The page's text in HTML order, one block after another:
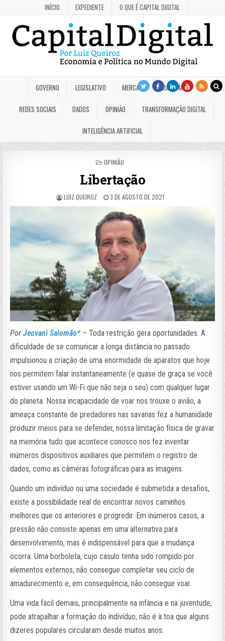
INÍCIO EXPEDIENTE O QUE É CAPITAL DIGITAL
GOVERNO LEGISLATIVO MERCADO JUDICIÁRIO
REDES SOCIAIS DADOS OPINIÃO TRANSFORMAÇÃO DIGITAL
INTELIGÊNCIA ARTIFICIAL
POSTED
OPINIÃO
Libertação
LUIZ QUEIROZ 3 DE AGOSTO DE 2021
PorJeovani Salomão* – Toda restrição gera oportunidades. A
dificuldade de se comunicar a longa distância no passado
impulsionou a criação de uma enormidade de aparatos que hoje
nos permitem falar instantaneamente (e quase de graça se você
estiver usando um Wi-Fi que não seja o seu) com qualquer lugar
do planeta. Nossa incapacidade de voar nos trouxe o avião, a
ameaça constante de predadores nas savanas fez a humanidade
produzir meios para se defender, nossa limitação física de gravar
na memória tudo que acontece conosco nos fez inventar
inúmeros dispositivos auxiliares que permitem o registro de
dados, como as câmeras fotográficas para as imagens.
Quando um indivíduo ou uma sociedade é submetida a desafios,
existe a possibilidade real de encontrar novos caminhos
melhores que os anteriores e progredir. Em inúmeros casos, a
pressão não consiste apenas em uma alternativa para
desenvolvimento, mas é indispensável para que a mudança
ocorra. Uma borboleta, cujo casulo tenha sido rompido por
elementos externos, não consegue completar seu ciclo de
amadurecimento e, em consequência, não consegue voar.
Uma vida fácil demais, principalmente na infância e na juventude,
pode atrapalhar a formação do indivíduo, não é à toa que alguns
dizeres populares circularam desde muitos anos: